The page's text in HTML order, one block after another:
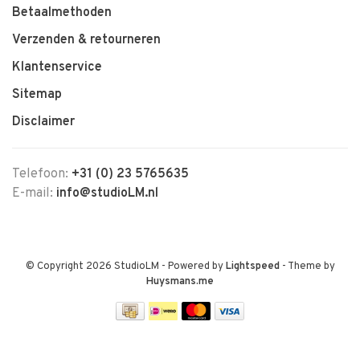
Betaalmethoden
Verzenden & retourneren
Klantenservice
Sitemap
Disclaimer
Telefoon: +31 (0) 23 5765635
E-mail: info@studioLM.nl
© Copyright 2026 StudioLM - Powered byLightspeed- Theme by
Huysmans.me